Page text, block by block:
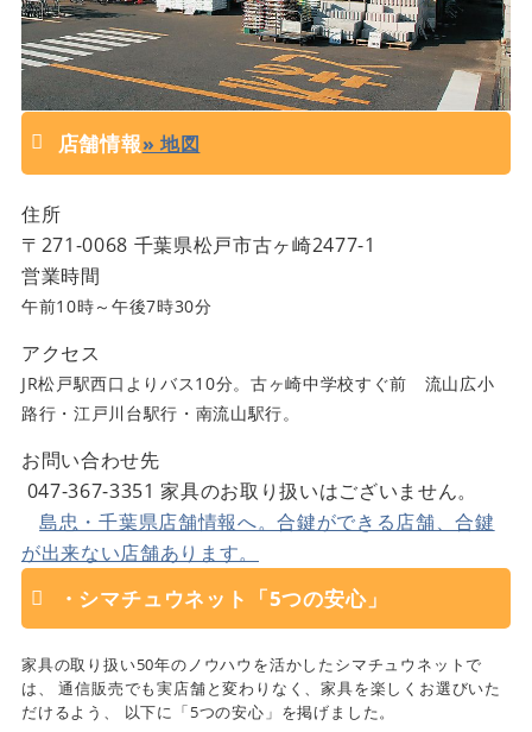
店舗情報» 地図
住所
〒 271-0068 千葉県松戸市古ヶ崎2477-1
営業時間
午前10時～午後7時30分
アクセス
JR松戸駅西口よりバス10分。古ヶ崎中学校すぐ前 流山広小
路行・江戸川台駅行・南流山駅行。
お問い合わせ先
047-367-3351 家具のお取り扱いはございません。
島忠・千葉県店舗情報へ。合鍵ができる店舗、合鍵
が出来ない店舗あります。
・シマチュウネット「5つの安心」
家具の取り扱い50年のノウハウを活かしたシマチュウネットで
は、 通信販売でも実店舗と変わりなく、家具を楽しくお選びいた
だけるよう、 以下に「5つの安心」を掲げました。